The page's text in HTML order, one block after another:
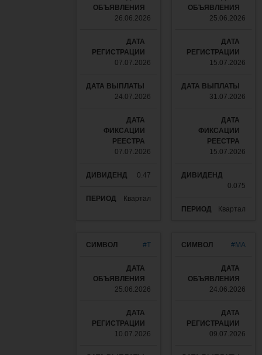
26.06.2026
07.07.2026
24.07.2026
07.07.2026
0.47
Квартал
25.06.2026
15.07.2026
31.07.2026
15.07.2026
0.075
Квартал
#T
25.06.2026
10.07.2026
#MA
24.06.2026
09.07.2026